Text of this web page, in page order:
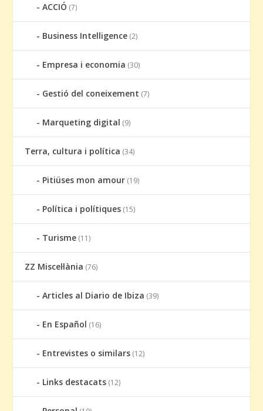
ACCIÓ (7)
Business Intelligence (2)
Empresa i economia (30)
Gestió del coneixement (7)
Marqueting digital (9)
Terra, cultura i política (34)
Pitiüses mon amour (19)
Política i polítiques (15)
Turisme (11)
ZZ Miscel·lània (76)
Articles al Diario de Ibiza (39)
En Español (16)
Entrevistes o similars (12)
Links destacats (12)